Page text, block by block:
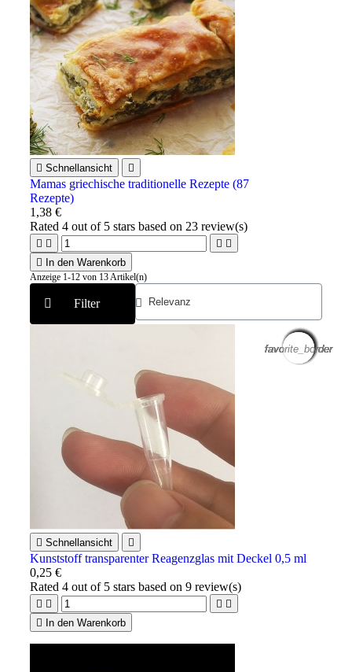
 Schnellansicht 
Mamas griechische traditionelle Rezepte (87
Rezepte)
1,38 €
Rated4 out of 5 stars based on 23 review(s)
   

In den Warenkorb
Filter
Anzeige 1-12 von 13 Artikel(n)
favorite_border
 Schnellansicht 
Kunststoff transparenter Reagenzglas mit Deckel 0,5 ml
0,25 €
Rated4 out of 5 stars based on9 review(s)
   

In den Warenkorb
favorite_border
favorite_border
favorite_border
favorite_border
favorite_border
favorite_border
favorite_border
favorite_border
favorite_border
favorite_border
favorite_border